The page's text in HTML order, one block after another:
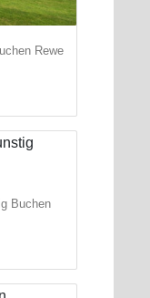
Rewe
Buchen